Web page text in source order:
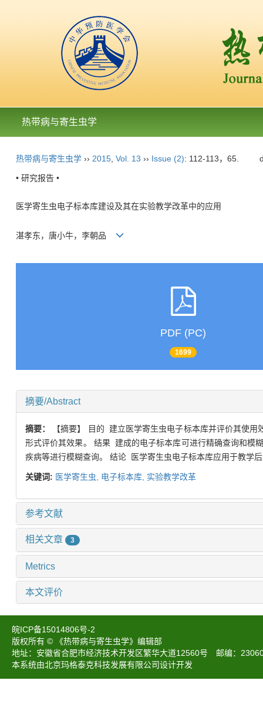
热带病与寄生虫学
热带病与寄生虫学 ›› 2015 Vol. 13 ›› Issue (2): 112-113，65.
• 研究报告 •
医学寄生虫电子标本库建设及其在实验教学改革中的应用
湛孝东，唐小牛，李朝品
PDF (PC)
1699
摘要/Abstract
摘要：
【摘要】 目的 建立医学寄生虫电子标本库并评价其使
形式评价其效果。 结果 建成的电子标本库可进行精确查询和模
疾病等进行模糊查询。 结论 医学寄生虫电子标本库应用于教学
关键词: 医学寄生虫, 电子标本库, 实验教学改革
参考文献
相关文章 3
Metrics
本文评价
皖ICP备15014806号-2
版权所有 © 《热带病与寄生虫学》编辑部
地址：安徽省合肥市经济技术开发区繁华大道12560号 邮编：
本系统由北京玛格泰克科技发展有限公司设计开发